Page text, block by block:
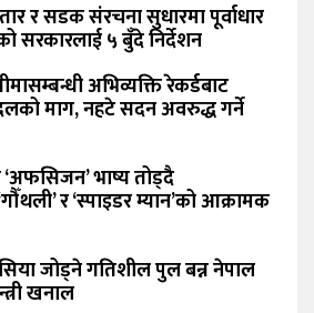
र सडक संरचना सुधारमा पूर्वाधार
सरकारलाई ५ बुँदे निर्देशन
अभिव्यक्ति रेकर्डबाट
माग, नहटे सदन अवरुद्ध गर्ने
भाष्य तोड्दै
र ‘स्पाइडर म्यान’को आक्रामक
जोड्ने गतिशील पुल बन्न नेपाल
खनाल